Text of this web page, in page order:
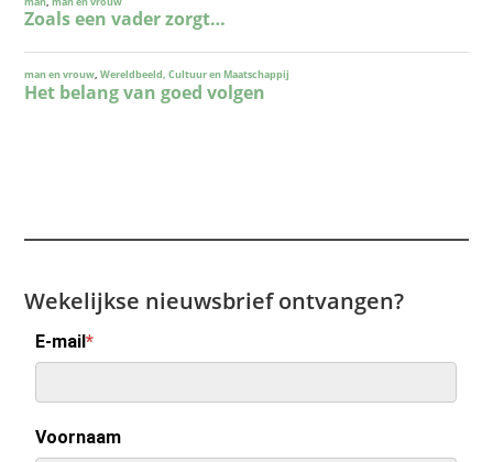
Wekelijkse nieuwsbrief ontvangen?